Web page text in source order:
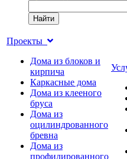
Найти
Проекты
Дома из блоков и
кирпича
Каркасные дома
Дома из клееного
бруса
Дома из
оцилиндрованного
бревна
Дома из
профилированного